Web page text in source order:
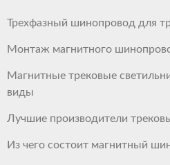
Трехфазный шинопровод для
Монтаж магнитного
Магнитные трековые
виды
Лучшие производители
Из чего состоит магнитный